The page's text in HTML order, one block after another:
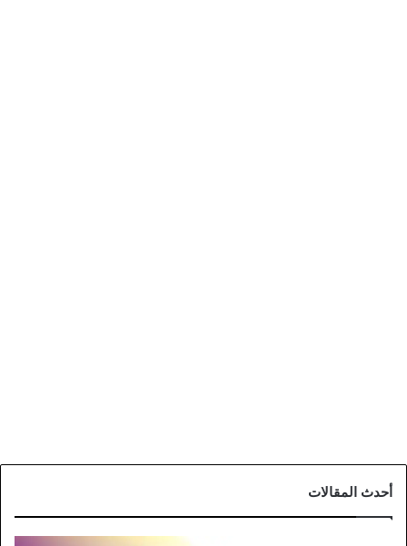
أحدث المقالات